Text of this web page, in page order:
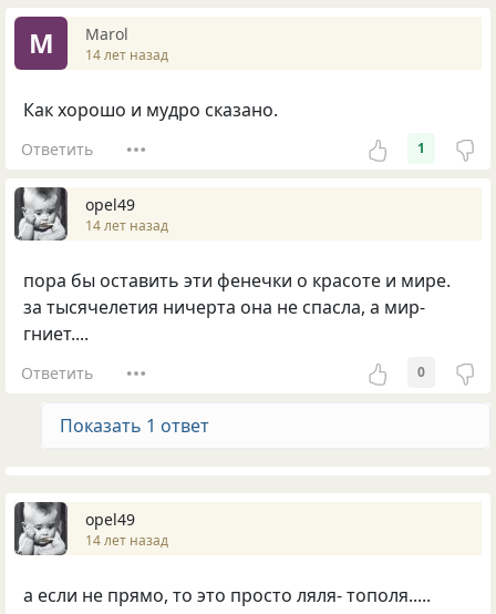
M Marol
14 лет назад
Как хорошо и мудро сказано.
Ответить 1
opel49
14 лет назад
пора бы оставить эти фенечки о красоте и мире.
за тысячелетия ничерта она не спасла, а мир-
гниет....
Ответить 0
Показать 1 ответ
opel49
14 лет назад
а если не прямо, то это просто ляля- тополя.....